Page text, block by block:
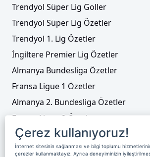
Trendyol Süper Lig Goller
Trendyol Süper Lig Özetler
Trendyol 1. Lig Özetler
İngiltere Premier Lig Özetler
Almanya Bundesliga Özetler
Fransa Ligue 1 Özetler
Almanya 2. Bundesliga Özetler
Fransa Ligue 2 Özetler
Tenis
Video Liste
Çerez kullanıyoruz!
İnternet sitesinin sağlanması ve bilgi toplumu
çerezler kullanmaktayız. Ayrıca deneyiminizin